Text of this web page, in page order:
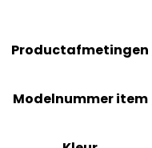
Productafmetingen
Modelnummer item